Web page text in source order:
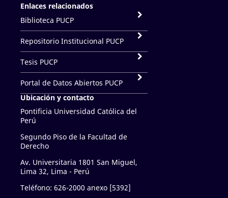
Enlaces relacionados
Biblioteca PUCP
Repositorio Institucional PUCP
Tesis PUCP
Portal de Datos Abiertos PUCP
Ubicación y contacto
Pontificia Universidad Católica del
Perú
Segundo Piso de la Facultad de
Derecho
Av. Universitaria 1801 San Miguel,
Lima 32, Lima - Perú
Teléfono: 626-2000 anexo [5392]